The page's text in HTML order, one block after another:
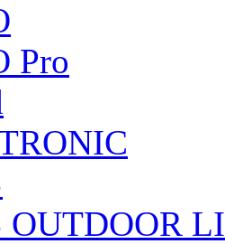
Pro
OUTDOOR